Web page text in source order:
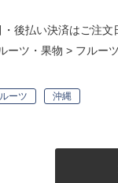
後払い決済はご注文
ーツ・果物 > フルーツ
ーツ 沖縄